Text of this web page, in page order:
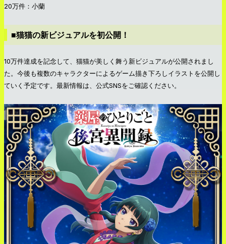
20万件：小蘭
■猫猫の新ビジュアルを初公開！
10万件達成を記念して、猫猫が美しく舞う新ビジュアルが公開されまし
た。今後も複数のキャラクターによるゲーム描き下ろしイラストを公開し
ていく予定です。最新情報は、公式SNSをご確認ください。